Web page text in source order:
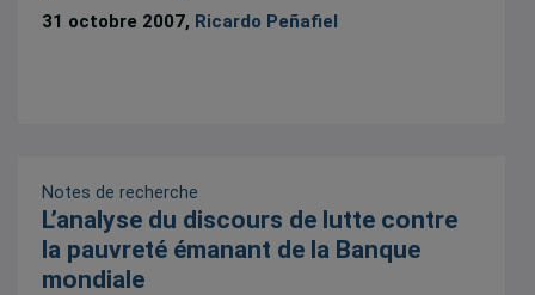
31 octobre 2007, Ricardo Peñafiel
Notes de recherche
L’analyse du discours de lutte contre
la pauvreté émanant de la Banque
mondiale